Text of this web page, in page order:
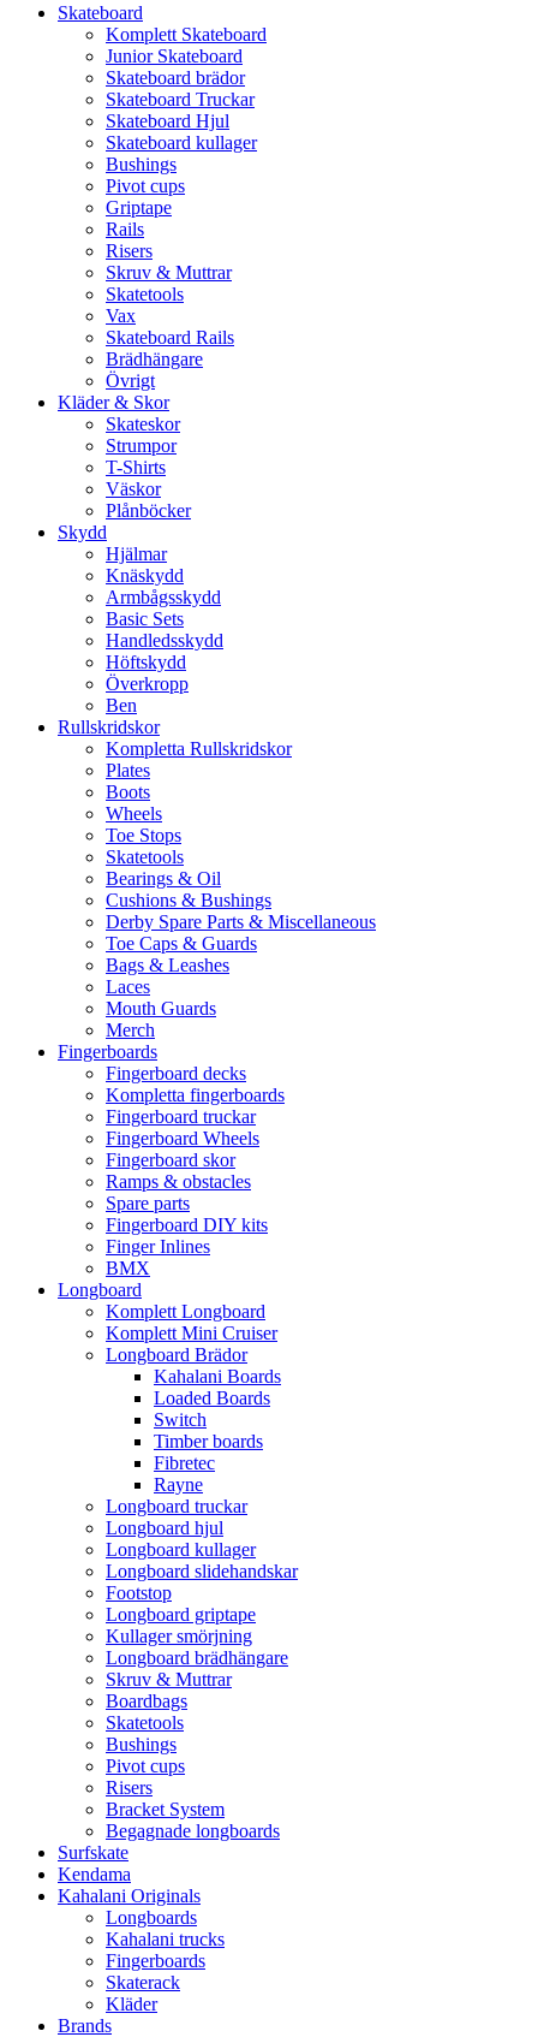
Skateboard
Komplett Skateboard
Junior Skateboard
Skateboard brädor
Skateboard Truckar
Skateboard Hjul
Skateboard kullager
Bushings
Pivot cups
Griptape
Rails
Risers
Skruv & Muttrar
Skatetools
Vax
Skateboard Rails
Brädhängare
Övrigt
Kläder & Skor
Skateskor
Strumpor
T-Shirts
Väskor
Plånböcker
Skydd
Hjälmar
Knäskydd
Armbågsskydd
Basic Sets
Handledsskydd
Höftskydd
Överkropp
Ben
Rullskridskor
Kompletta Rullskridskor
Plates
Boots
Wheels
Toe Stops
Skatetools
Bearings & Oil
Cushions & Bushings
Derby Spare Parts & Miscellaneous
Toe Caps & Guards
Bags & Leashes
Laces
Mouth Guards
Merch
Fingerboards
Fingerboard decks
Kompletta fingerboards
Fingerboard truckar
Fingerboard Wheels
Fingerboard skor
Ramps & obstacles
Spare parts
Fingerboard DIY kits
Finger Inlines
BMX
Longboard
Komplett Longboard
Komplett Mini Cruiser
Longboard Brädor
Kahalani Boards
Loaded Boards
Switch
Timber boards
Fibretec
Rayne
Longboard truckar
Longboard hjul
Longboard kullager
Longboard slidehandskar
Footstop
Longboard griptape
Kullager smörjning
Longboard brädhängare
Skruv & Muttrar
Boardbags
Skatetools
Bushings
Pivot cups
Risers
Bracket System
Begagnade longboards
Surfskate
Kendama
Kahalani Originals
Longboards
Kahalani trucks
Fingerboards
Skaterack
Kläder
Brands